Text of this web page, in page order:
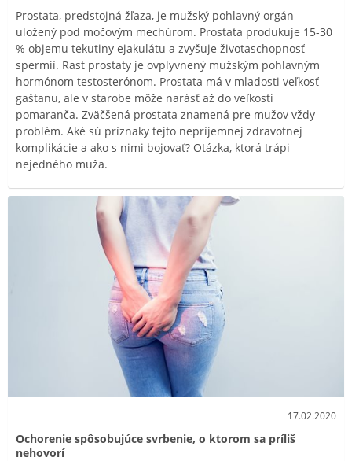
Prostata, predstojná žľaza, je mužský pohlavný orgán
uložený pod močovým mechúrom. Prostata produkuje 15-30
% objemu tekutiny ejakulátu a zvyšuje životaschopnosť
spermií. Rast prostaty je ovplyvnený mužským pohlavným
hormónom testosterónom. Prostata má v mladosti veľkosť
gaštanu, ale v starobe môže narásť až do veľkosti
pomaranča. Zväčšená prostata znamená pre mužov vždy
problém. Aké sú príznaky tejto nepríjemnej zdravotnej
komplikácie a ako s nimi bojovať? Otázka, ktorá trápi
nejedného muža.
17.02.2020
Ochorenie spôsobujúce svrbenie, o ktorom sa príliš
nehovorí